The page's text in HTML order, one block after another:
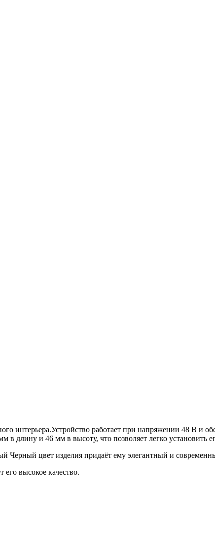
интерьера.Устройство работает при напряжении 48 В и
в длину и 46 мм в высоту, что позволяет легко установить
Черный цвет изделия придаёт ему элегантный и
его высокое качество.